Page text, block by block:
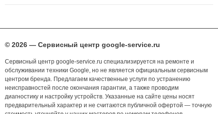
© 2026 — Сервисный центр google-service.ru
Сервисный центр google-service.ru специализируется на ремонте и
обслуживании техники Google, но не является официальным сервисным
центром бренда. Предлагаем качественные услуги по устранению
неисправностей после окончания гарантии, а также проводим
диагностику и настройку устройств. Указанные на сайте цены носят
предварительный характер и не считаются публичной офертой — точную